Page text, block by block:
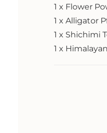
1 x Flower
1 x Alligator
1 x Shichimi
1 x